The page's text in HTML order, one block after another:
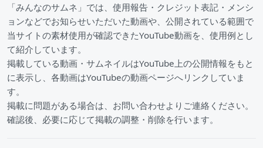
「みんなのサムネ」では、使用報告・クレジット表記・メンシ
ョンなどでお知らせいただいた動画や、公開されている範囲で
当サイトの素材使用が確認できたYouTube動画を、使用例とし
て紹介しています。
掲載している動画・サムネイルはYouTube上の公開情報をもと
に表示し、各動画はYouTubeの動画ページへリンクしていま
す。
掲載に問題がある場合は、お問い合わせよりご連絡ください。
確認後、必要に応じて掲載の調整・削除を行います。